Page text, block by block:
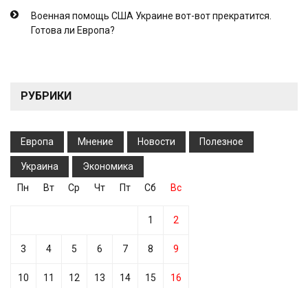
Военная помощь США Украине вот-вот прекратится.
Готова ли Европа?
РУБРИКИ
Европа Мнение Новости Полезное
Украина Экономика
Пн Вт Ср Чт Пт Сб Вс
1 2
3 4 5 6 7 8 9
10 11 12 13 14 15 16